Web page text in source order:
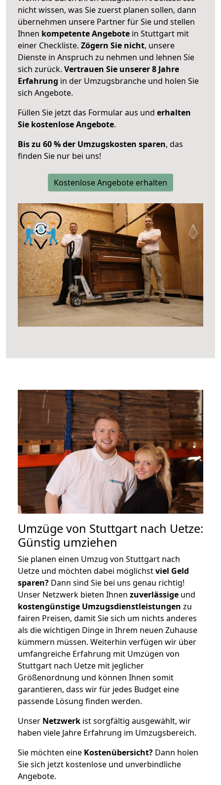
nicht wissen, was Sie zuerst planen sollen, dann
übernehmen unsere Partner für Sie und stellen
Ihnen kompetente Angebote in Stuttgart mit
einer Checkliste. Zögern Sie nicht, unsere
Dienste in Anspruch zu nehmen und lehnen Sie
sich zurück. Vertrauen Sie unserer 8 Jahre
Erfahrung in der Umzugsbranche und holen Sie
sich Angebote.
Füllen Sie jetzt das Formular aus und erhalten
Sie kostenlose Angebote.
Bis zu 60 % der Umzugskosten sparen, das
finden Sie nur bei uns!
Kostenlose Angebote erhalten
Umzüge von Stuttgart nach Uetze:
Günstig umziehen
Sie planen einen Umzug von Stuttgart nach
Uetze und möchten dabei möglichstviel Geld
sparen? Dann sind Sie bei uns genau richtig!
Unser Netzwerk bieten Ihnen zuverlässige und
kostengünstige Umzugsdienstleistungen zu
fairen Preisen, damit Sie sich um nichts anderes
als die wichtigen Dinge in Ihrem neuen Zuhause
kümmern müssen. Weiterhin verfügen wir über
umfangreiche Erfahrung mit Umzügen von
Stuttgart nach Uetze mit jeglicher
Größenordnung und können Ihnen somit
garantieren, dass wir für jedes Budget eine
passende Lösung finden werden.
Unser Netzwerk ist sorgfältig ausgewählt, wir
haben viele Jahre Erfahrung im Umzugsbereich.
Sie möchten eine Kostenübersicht? Dann holen
Sie sich jetzt kostenlose und unverbindliche
Angebote.